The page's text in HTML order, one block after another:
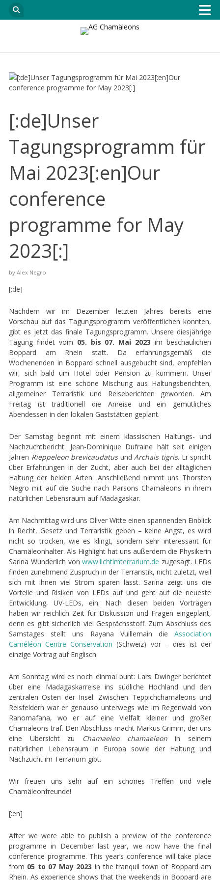
[:de]Unser
Tagungsprogramm für
Mai 2023[:en]Our
conference
programme for May
2023[:]
by Alex Negro
[:de]
Nachdem wir im Dezember letzten Jahres bereits eine
Vorschau auf das Tagungsprogramm veröffentlichen konnten,
gibt es jetzt das finale Tagungsprogramm. Unsere diesjährige
Tagung findet vom 05. bis 07. Mai 2023 im beschaulichen
Boppard am Rhein statt. Da erfahrungsgemäß die
Wochenenden in Boppard schnell ausgebucht sind, empfehlen
wir, sich bald um Hotel oder Pension zu kümmern. Unser
Programm ist eine schöne Mischung aus Haltungsberichten,
allgemeiner Terraristik und Reiseberichten geworden. Am
Freitag ist traditionell die Anreise und ein gemütliches
Abendessen in den lokalen Gaststätten geplant.
Der Samstag beginnt mit einem klassischen Haltungs- und
Nachzuchtbericht. Jean-Dominique Dufraine hält seit einigen
Jahren Rieppeleon brevicaudatusundArchais tigris. Er spricht
über Erfahrungen in der Zucht, aber auch bei der alltäglichen
Haltung der beiden Arten. Anschließend nimmt uns Thorsten
Negro mit auf die Suche nach Parsons Chamäleons in ihrem
natürlichen Lebensraum auf Madagaskar.
Am Nachmittag wird uns Oliver Witte einen spannenden Einblick
in Recht, Gesetz und Terraristik geben – keine Angst, es wird
nicht so trocken, wie es klingt, sondern sehr interessant für
Chamäleonhalter. Als Highlight hat uns außerdem die Physikerin
Sarina Wunderlich vonwww.lichtimterrarium.de zugesagt. LEDs
finden zunehmend Zuspruch in der Terraristik, nicht zuletzt, weil
sich mit ihnen viel Strom sparen lässt. Sarina zeigt uns die
Vorteile und Risiken von LEDs auf und geht auf die neueste
Entwicklung, UV-LEDs, ein. Nach diesen beiden Vorträgen
haben wir reichlich Zeit für Diskussion und Fragen eingeplant,
denn es gibt sicherlich viel Gesprächsstoff. Zum Abschluss des
Samstages stellt uns Rayana Vuillemain dieAssociation
Caméléon Centre Conservation (Schweiz) vor – dies ist der
einzige Vortrag auf Englisch.
Am Sonntag wird es noch einmal bunt: Lars Dwinger berichtet
über eine Madagaskarreise ins südliche Hochland und den
zentralen Osten der Insel. Zwischen Teppichchamäleons und
Reisfeldern war er genauso unterwegs wie im Regenwald von
Ranomafana, wo er auf eine Vielfalt kleiner und großer
Chamäleons traf. Den Abschluss macht Markus Grimm, der uns
eine Übersicht zu
Chamaeleo chamaeleonin seinem
natürlichen Lebensraum in Europa sowie der Haltung und
Nachzucht im Terrarium gibt.
Wir freuen uns sehr auf ein schönes Treffen und viele
Chamäleonfreunde!
[:en]
After we were able to publish a preview of the conference
programme in December last year, we now have the final
conference programme. This year’s conference will take place
from 05 to 07 May 2023 in the tranquil town of Boppard am
Rhein. As experience shows that the weekends in Boppard are